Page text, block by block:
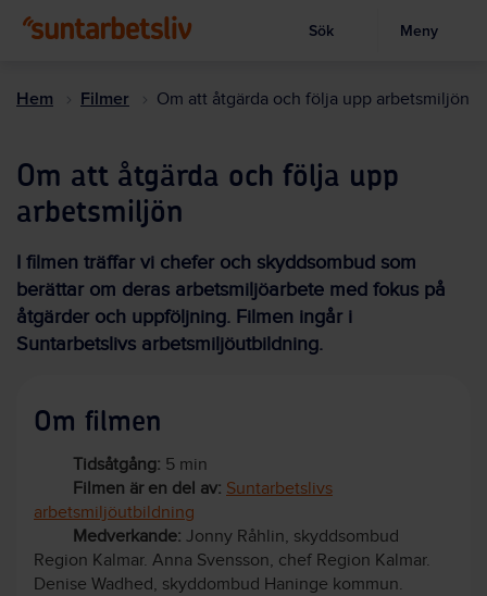
till
Visa sökruta
Sök Meny
Hem Filmer Om att åtgärda och följa upp arbetsmiljön
Om att åtgärda och följa upp
arbetsmiljön
I filmen träffar vi chefer och skyddsombud som
berättar om deras arbetsmiljöarbete med fokus på
åtgärder och uppföljning. Filmen ingår i
Suntarbetslivs arbetsmiljöutbildning.
Om filmen
Tidsåtgång: 5 min
Filmen är en del av: Suntarbetslivs
arbetsmiljöutbildning
Medverkande: Jonny Råhlin, skyddsombud
Region Kalmar. Anna Svensson, chef Region Kalmar.
Denise Wadhed, skyddombud Haninge kommun.